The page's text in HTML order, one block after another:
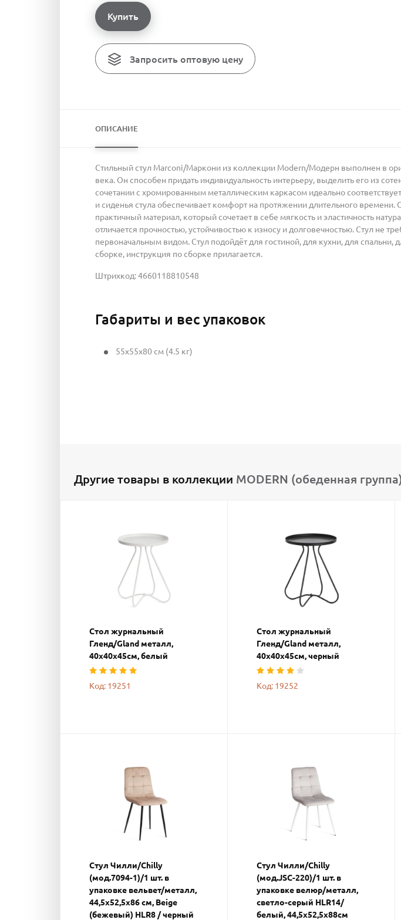
Купить
Запросить оптовую цену
ОПИСАНИЕ
Стильный стул Marconi/Маркони из коллекции Modern/Модерн выполнен в
века. Он способен придать индивидуальность интерьеру, выделить его из
сочетании с хромированным металлическим каркасом идеально
и сиденья стула обеспечивает комфорт на протяжении длительного
практичный материал, который сочетает в себе мягкость и эластичность
отличается прочностью, устойчивостью к износу и долговечностью. Стул не
первоначальным видом. Стул подойдёт для гостиной, для кухни, для спальни,
сборке, инструкция по сборке прилагается.
Штрихкод: 4660118810548
Габариты и вес упаковок
55x55x80 см (4.5 кг)
Другие товары в коллекции MODERN (обеденная
Стол журнальный
Гленд/Gland металл,
40х40х45см, белый
Код: 19251
Стол журнальный
Гленд/Gland металл,
40х40х45см, черный
Код: 19252
Стул Чилли/Chilly
(мод.7094-1)/1 шт. в
упаковке вельвет/металл,
44,5х52,5х86 см, Beige
(бежевый) HLR8 / черный
Стул Чилли/Chilly
(мод.JSC-220)/1 шт. в
упаковке велюр/металл,
светло-серый HLR14/
белый, 44,5х52,5х88см